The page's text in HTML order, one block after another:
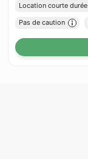
Location courte durée
Pas de caution